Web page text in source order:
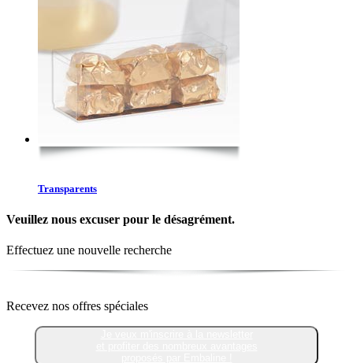
Transparents
Veuillez nous excuser pour le désagrément.
Effectuez une nouvelle recherche
Recevez nos offres spéciales